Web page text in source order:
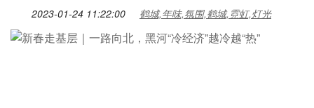
2023-01-24 11:22:00 鹤城,年味,氛围,鹤城,霓虹,灯光